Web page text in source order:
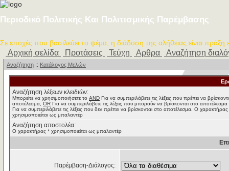
Περιοδικό Πολιτικής Και Πολιτισμικής Παρέμβασης
Σε εποχές που βασιλεύει το ψέμα, η διάδοση της αλήθειας είναι πράξη
Αρχική σελίδα Προτάσεις Τεύχη Αρθρα Αναζήτηση
Αναζήτηση :: Κατάλογος Μελών
Αναζήτηση λέξεων κλειδιών:
Μπορείτε να χρησιμοποιήσετε το AND Για να συμπεριλάβετε τις λέξεις που πρέπει να
αποτέλεσμα, OR Για να συμπεριλάβετε τις λέξεις που μπορούν να βρίσκονται στο αποτέλεσμα
Για να συμπεριλάβετε τις λέξεις που δεν πρέπει να βρίσκονται στο αποτέλεσμα. Ο
χρησιμοποιείται ως μπαλαντέρ
Αναζήτηση αποστολέα:
Ο χαρακτήρας * χρησιμοποιείται ως μπαλαντέρ
Παρέμβαση-Διάλογος: